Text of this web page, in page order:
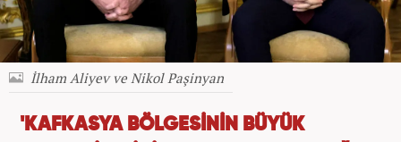
İlham Aliyev ve Nikol Paşinyan
'KAFKASYA BÖLGESİNİN BÜYÜK